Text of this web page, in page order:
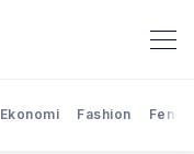
Ekonomi Fashion